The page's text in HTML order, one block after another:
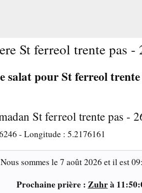
St ferreol trente pas -
salat pour St ferreol trente
St ferreol trente pas -
- Longitude : 5.2176161
Nous sommes le7 août 2026 et il est
Prochaine prière : Zuhrà